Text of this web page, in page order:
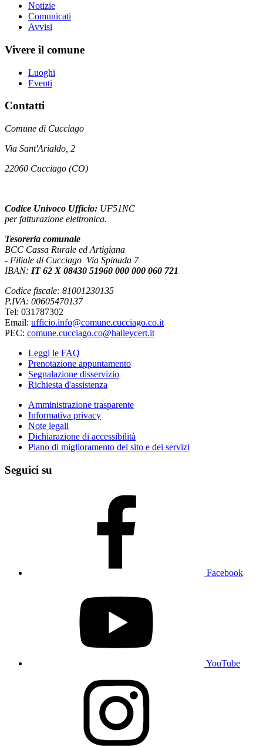
Notizie
Comunicati
Avvisi
Vivere il comune
Luoghi
Eventi
Contatti
Comune di Cucciago
Via Sant'Arialdo, 2
22060 Cucciago (CO)
Codice Univoco Ufficio: UF51NC
per fatturazione elettronica.
Tesoreria comunale
BCC Cassa Rurale ed Artigiana
- Filiale di Cucciago Via Spinada 7
IBAN: IT 62 X 08430 51960 000 000 060 721
Codice fiscale: 81001230135
P.IVA: 00605470137
Tel: 031787302
Email: ufficio.info@comune.cucciago.co.it
PEC: comune.cucciago.co@halleycert.it
Leggi le FAQ
Prenotazione appuntamento
Segnalazione disservizio
Richiesta d'assistenza
Amministrazione trasparente
Informativa privacy
Note legali
Dichiarazione di accessibilità
Piano di miglioramento del sito e dei servizi
Seguici su
Facebook
YouTube